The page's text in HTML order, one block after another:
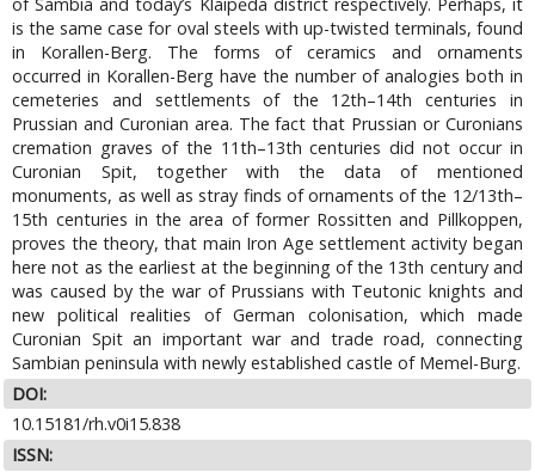
is the same case for oval steels with up-twisted terminals, found
in Korallen-Berg. The forms of ceramics and ornaments
occurred in Korallen-Berg have the number of analogies both in
cemeteries and settlements of the 12th–14th centuries in
Prussian and Curonian area. The fact that Prussian or Curonians
cremation graves of the 11th–13th centuries did not occur in
Curonian Spit, together with the data of mentioned
monuments, as well as stray finds of ornaments of the 12/13th–
15th centuries in the area of former Rossitten and Pillkoppen,
proves the theory, that main Iron Age settlement activity began
here not as the earliest at the beginning of the 13th century and
was caused by the war of Prussians with Teutonic knights and
new political realities of German colonisation, which made
Curonian Spit an important war and trade road, connecting
Sambian peninsula with newly established castle of Memel-Burg.
DOI:
10.15181/rh.v0i15.838
ISSN: